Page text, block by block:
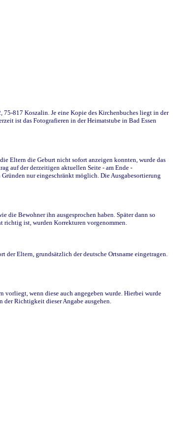
817 Koszalin. Je eine Kopie des Kirchenbuches liegt in der
ist das Fotografieren in der Heimatstube in Bad Essen
Eltern die Geburt nicht sofort anzeigen konnten, wurde das
auf der derzeitigen aktuellen Seite - am Ende -
nur eingeschränkt möglich. Die Ausgabesortierung
die Bewohner ihn ausgesprochen haben. Später dann so
richtig ist, wurden Korrekturen vorgenommen.
Eltern, grundsätzlich der deutsche Ortsname eingetragen.
vorliegt, wenn diese auch angegeben wurde. Hierbei wurde
Richtigkeit dieser Angabe ausgehen.